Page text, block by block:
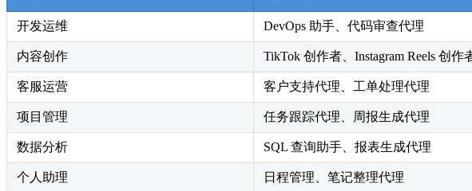
开发运维 DevOps 助手、代码审查代理
内容创作 TikTok 创作者、Instagram Reels 创作
客服运营 客户支持代理、工单处理代理
项目管理 任务跟踪代理、周报生成代理
数据分析 SQL 查询助手、报表生成代理
个人助理 日程管理、笔记整理代理